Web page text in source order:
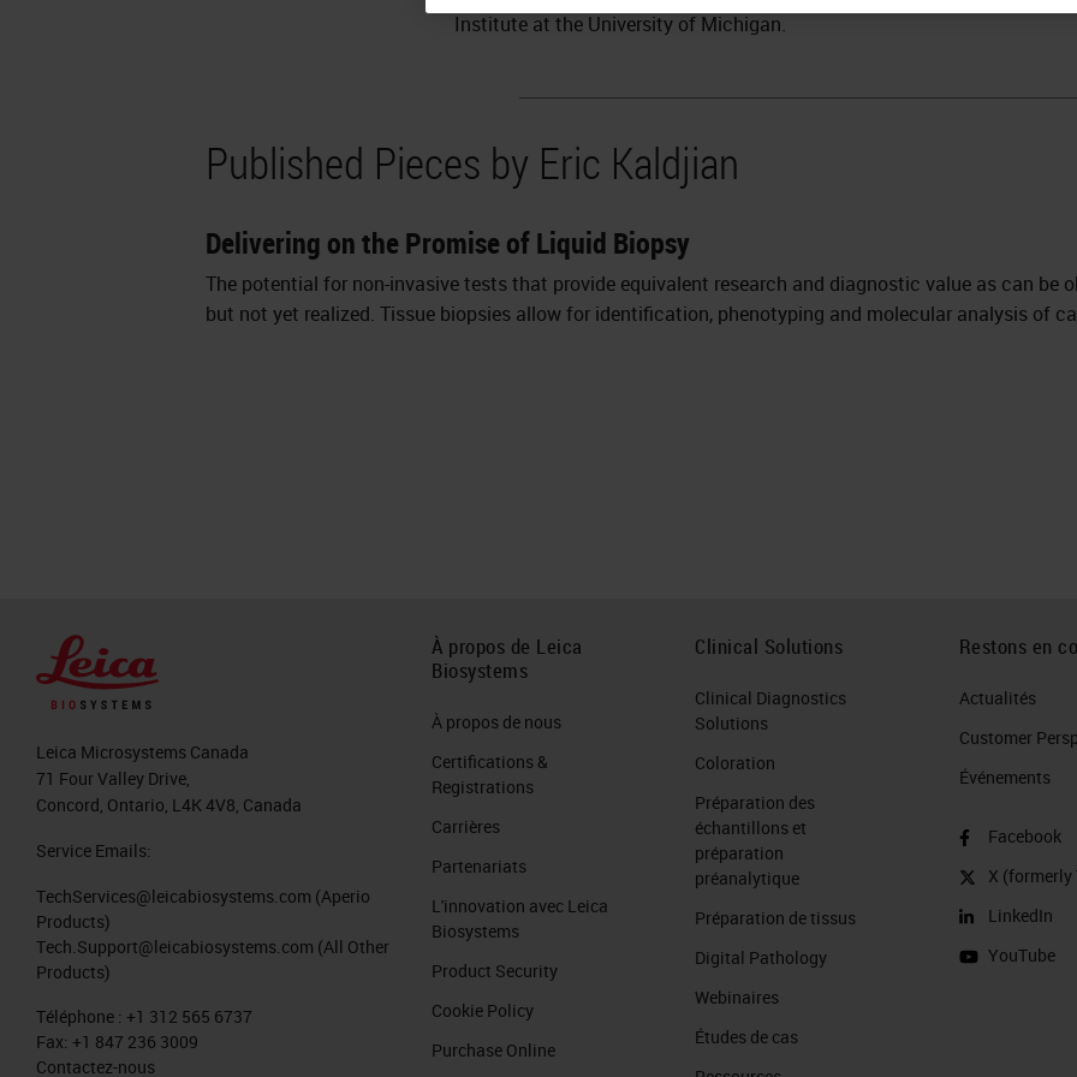
Institute at the University of Michigan.
Published Pieces by Eric Kaldjian
Delivering on the Promise of Liquid Biopsy
The potential for non-invasive tests that provide equivalent research and diagnostic value as can be
but not yet realized. Tissue biopsies allow for identification, phenotyping and molecular analysis of
Leica Microsystems Canada
71 Four Valley Drive,
Concord, Ontario, L4K 4V8, Canada
Service Emails:
TechServices@leicabiosystems.com (Aperio
Products)
Tech.Support@leicabiosystems.com (All Other
Products)
Téléphone : +1 312 565 6737
Fax: +1 847 236 3009
Contactez-nous
À propos de Leica
Biosystems
À propos de nous
Certifications &
Registrations
Carrières
Partenariats
L'innovation avec Leica
Biosystems
Product Security
Cookie Policy
Purchase Online
Clinical Solutions
Clinical Diagnostics
Solutions
Coloration
Préparation des
échantillons et
préparation
préanalytique
Préparation de tissus
Digital Pathology
Webinaires
Études de cas
Restons en
Actualités
Customer
Événements
Facebook
X
LinkedIn
YouTube